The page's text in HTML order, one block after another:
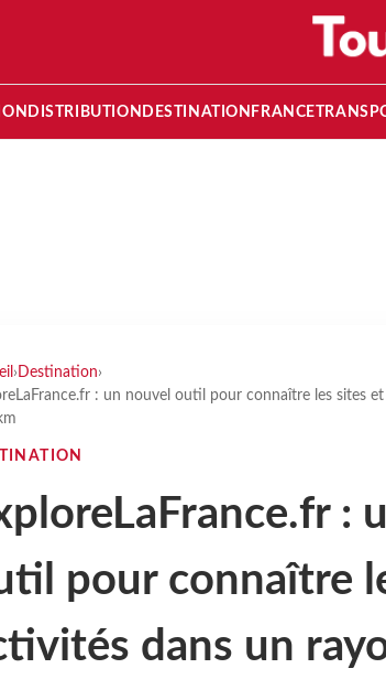
DISTRIBUTION DESTINATION FRANCE
› Destination›
: un nouvel outil pour connaître les sites
:
pour connaître
dans un